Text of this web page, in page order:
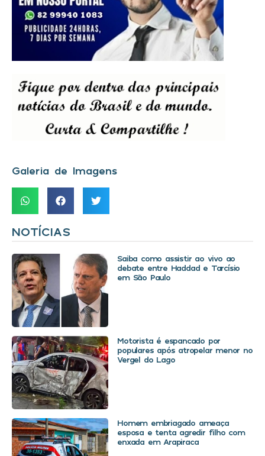
Galeria de Imagens
NOTÍCIAS
Saiba como assistir ao vivo ao
debate entre Haddad e Tarcísio
em São Paulo
Motorista é espancado por
populares após atropelar menor no
Vergel do Lago
Homem embriagado ameaça
esposa e tenta agredir filho com
enxada em Arapiraca